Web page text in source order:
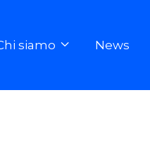
siamo  News